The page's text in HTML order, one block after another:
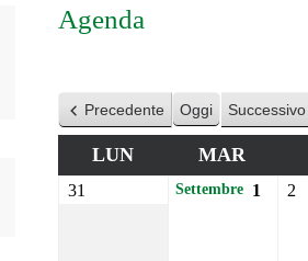
Agenda
Precedente Oggi Successivo
LUN MAR
31 Settembre 1 2